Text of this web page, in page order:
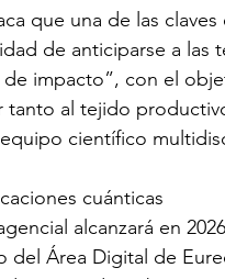
que una de las claves
de anticiparse a las
impacto”, con el
tanto al tejido
científico
cuánticas
alcanzará en
Área Digital de